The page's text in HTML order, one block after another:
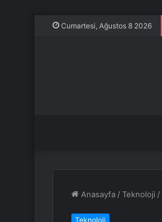
Cumartesi, Ağustos 8 2026
Anasayfa /Teknoloji /
Teknoloji